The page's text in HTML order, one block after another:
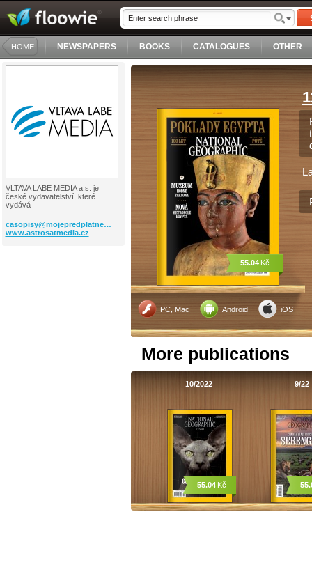
HOME NEWSPAPERS BOOKS CATALOGUES OTHER
VLTAVA LABE MEDIA a.s. je
české vydavatelství, které
vydává
casopisy@mojepredplatne…
www.astrosatmedia.cz
PC, Mac Android iOS
55.04 Kč
More publications
10/2022
55.04Kč
9/22